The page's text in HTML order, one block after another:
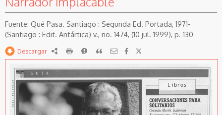
Qué Pasa. Santiago : Segunda Ed. Portada, 1971-
(Santiago : Edit. Antártica) v., no. 1474, (10 jul. 1999), p. 130
Descargar RDF imprimirReportarCitar